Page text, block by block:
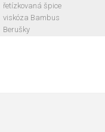
řetízkovaná špice
viskóza Bambus
Berušky